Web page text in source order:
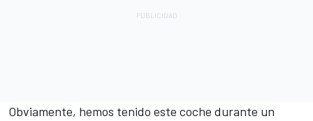
Obviamente, hemos tenido este coche durante un